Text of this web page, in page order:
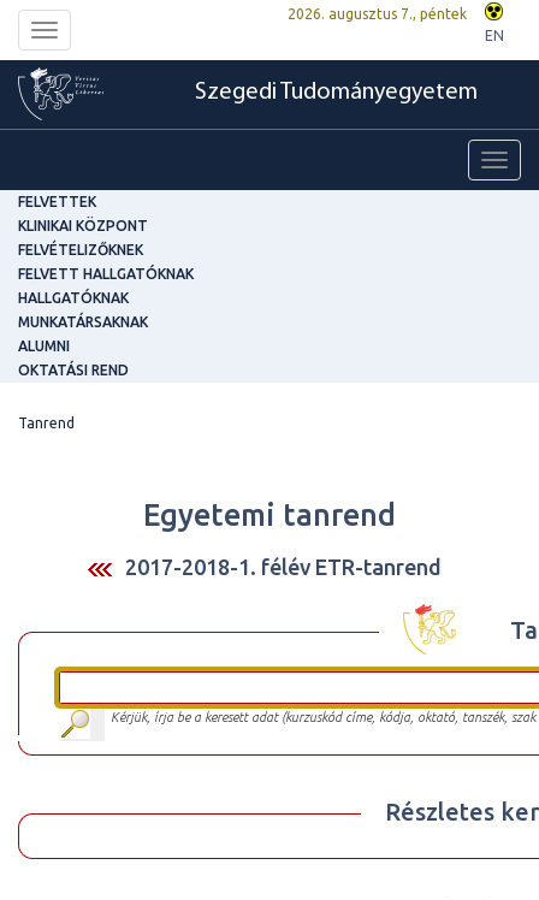
Toggle
navigation
2026. augusztus 7., péntek
EN
Szegedi Tudományegyetem
FELVETTEK
KLINIKAI KÖZPONT
FELVÉTELIZŐKNEK
FELVETT HALLGATÓKNAK
HALLGATÓKNAK
MUNKATÁRSAKNAK
ALUMNI
OKTATÁSI REND
Tanrend
Egyetemi tanrend
2017-2018-1. félév ETR-tanrend
Kérjük, írja be a keresett adat (kurzuskód címe, kódja, oktató, tanszék,
Részletes